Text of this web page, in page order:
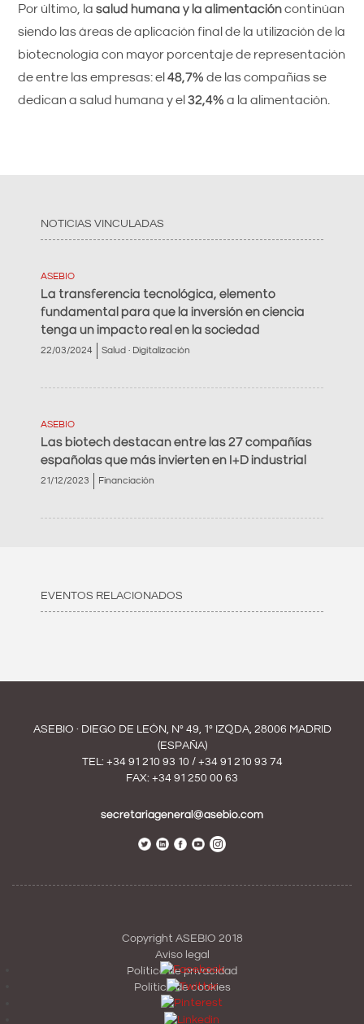
Por último, lasalud humana y la alimentacióncontinúan
siendo las áreas de aplicación final de la utilización de la
biotecnología con mayor porcentaje de representación
de entre las empresas: el48,7%de las compañías se
dedican a salud humana y el32,4% a la alimentación.
NOTICIAS VINCULADAS
ASEBIO
La transferencia tecnológica, elemento
fundamental para que la inversión en ciencia
tenga un impacto real en la sociedad
22/03/2024 Salud · Digitalización
ASEBIO
Las biotech destacan entre las 27 compañías
españolas que más invierten en I+D industrial
21/12/2023 Financiación
EVENTOS RELACIONADOS
ASEBIO · DIEGO DE LEÓN, Nº 49, 1º IZQDA, 28006 MADRID
(ESPAÑA)
TEL: +34 91 210 93 10 / +34 91 210 93 74
FAX: +34 91 250 00 63
secretariageneral@asebio.com
Copyright ASEBIO 2018
Aviso legal
Política de privacidad
Política de cookies